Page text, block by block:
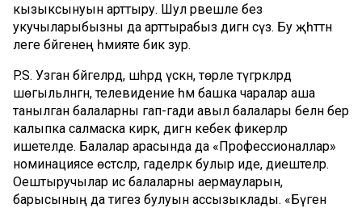
кызыксынуын арттыру. Шул рәвешле без
укучыларыбызны да арттырабыз дигән сүз. Бу җәһәттән
әлеге бәйгенең әһәмияте бик зур.
P.S. Узган бәйгеләрдә, шәһәрдә үскән, төрле түгәрәкләрдә
шөгыльләнгән, телевидение һәм башка чаралар аша
танылган балаларны гап-гади авыл балалары белән бер
калыпка салмаска кирәк, дигән кебек фикерләр
ишетелде. Балалар арасында да «Профессионаллар»
номинациясе өстәсәләр, гаделрәк булыр иде, диештеләр.
Оештыручылар исә балаларны аермауларын,
барысының датигез булуын ассызыклады. «Бүген